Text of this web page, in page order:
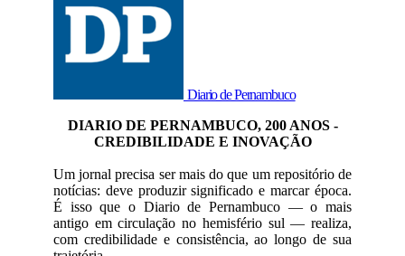
Diario de Pernambuco
DIARIO DE PERNAMBUCO, 200 ANOS -
CREDIBILIDADE E INOVAÇÃO
Um jornal precisa ser mais do que um repositório de
notícias: deve produzir significado e marcar época.
É isso que o Diario de Pernambuco — o mais
antigo em circulação no hemisfério sul — realiza,
com credibilidade e consistência, ao longo de sua